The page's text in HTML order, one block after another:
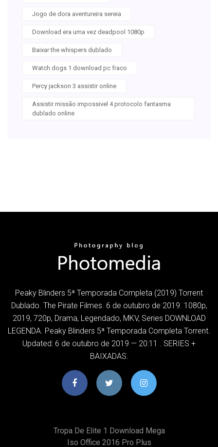
Jogo de dora aventureira sereia
Download era uma vez deadpool 1080p
Baixar the whispers dublado
Watch dogs 1 download pc fraco
Percy jackson 3 assistir online
Assistir missão impossivel 4 protocolo fantasma
dublado online
Peaky Blinders 5ª Temporada Completa (2019) Torrent
Dublado. The Pirate Filmes. 6 de outubro de 2019. 1080p,
2019, 720p, Drama, Legendado, MKV, Series DOWNLOAD
LEGENDA. Peaky Blinders 5ª Temporada Completa Torrent.
Updated: 6 de outubro de 2019 — 20:11 . SERIES +
BAIXADAS.
Tropa De Elite 1 Download Mega
Iso Office 2016 Pro Plus